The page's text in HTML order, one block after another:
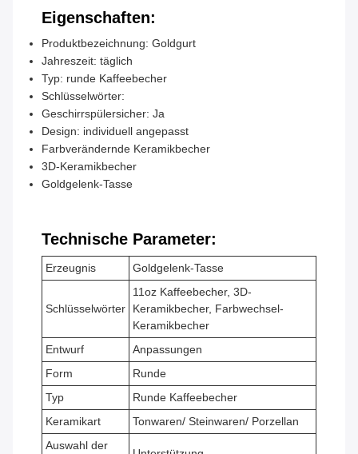
Eigenschaften:
Produktbezeichnung: Goldgurt
Jahreszeit: täglich
Typ: runde Kaffeebecher
Schlüsselwörter:
Geschirrspülersicher: Ja
Design: individuell angepasst
Farbverändernde Keramikbecher
3D-Keramikbecher
Goldgelenk-Tasse
Technische Parameter:
Erzeugnis Goldgelenk-Tasse
Schlüsselwörter
11oz Kaffeebecher, 3D-
Keramikbecher, Farbwechsel-
Keramikbecher
Entwurf
Anpassungen
Form
Runde
Typ
Runde Kaffeebecher
Keramikart
Tonwaren/ Steinwaren/ Porzellan
Auswahl der